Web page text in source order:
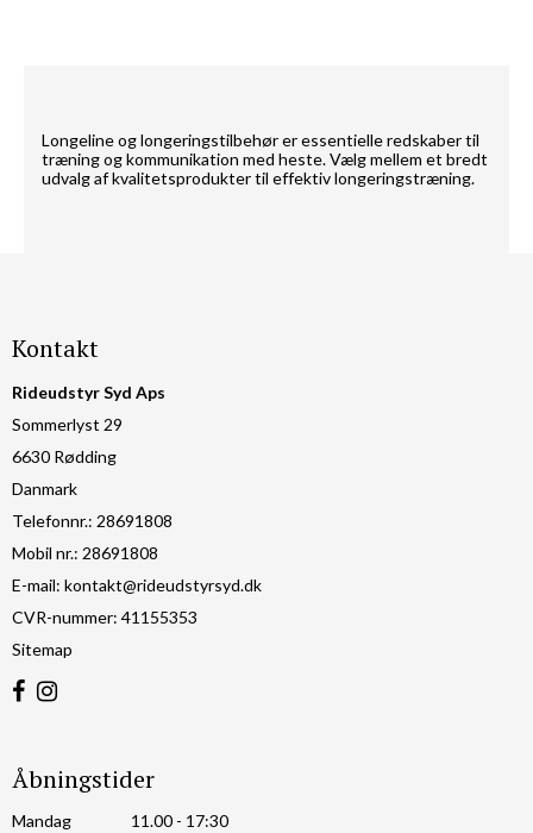
Longeline og longeringstilbehør er essentielle redskaber til
træning og kommunikation med heste. Vælg mellem et bredt
udvalg af kvalitetsprodukter til effektiv longeringstræning.
Kontakt
Rideudstyr Syd Aps
Sommerlyst 29
6630 Rødding
Danmark
Telefonnr.: 28691808
Mobil nr.: 28691808
E-mail: kontakt@rideudstyrsyd.dk
CVR-nummer: 41155353
Sitemap
Åbningstider
Mandag
11.00 - 17:30